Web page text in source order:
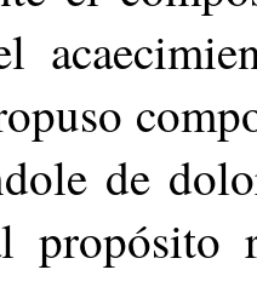
de
propósito